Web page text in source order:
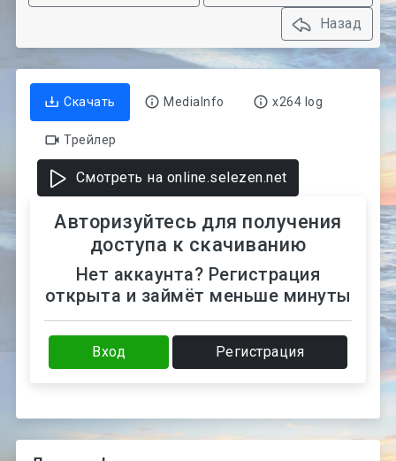
Назад
Скачать MediaInfo x264 log
Трейлер
Смотреть на online.selezen.net
Авторизуйтесь для получения
доступа к скачиванию
Нет аккаунта? Регистрация
открыта и займёт меньше минуты
Вход Регистрация